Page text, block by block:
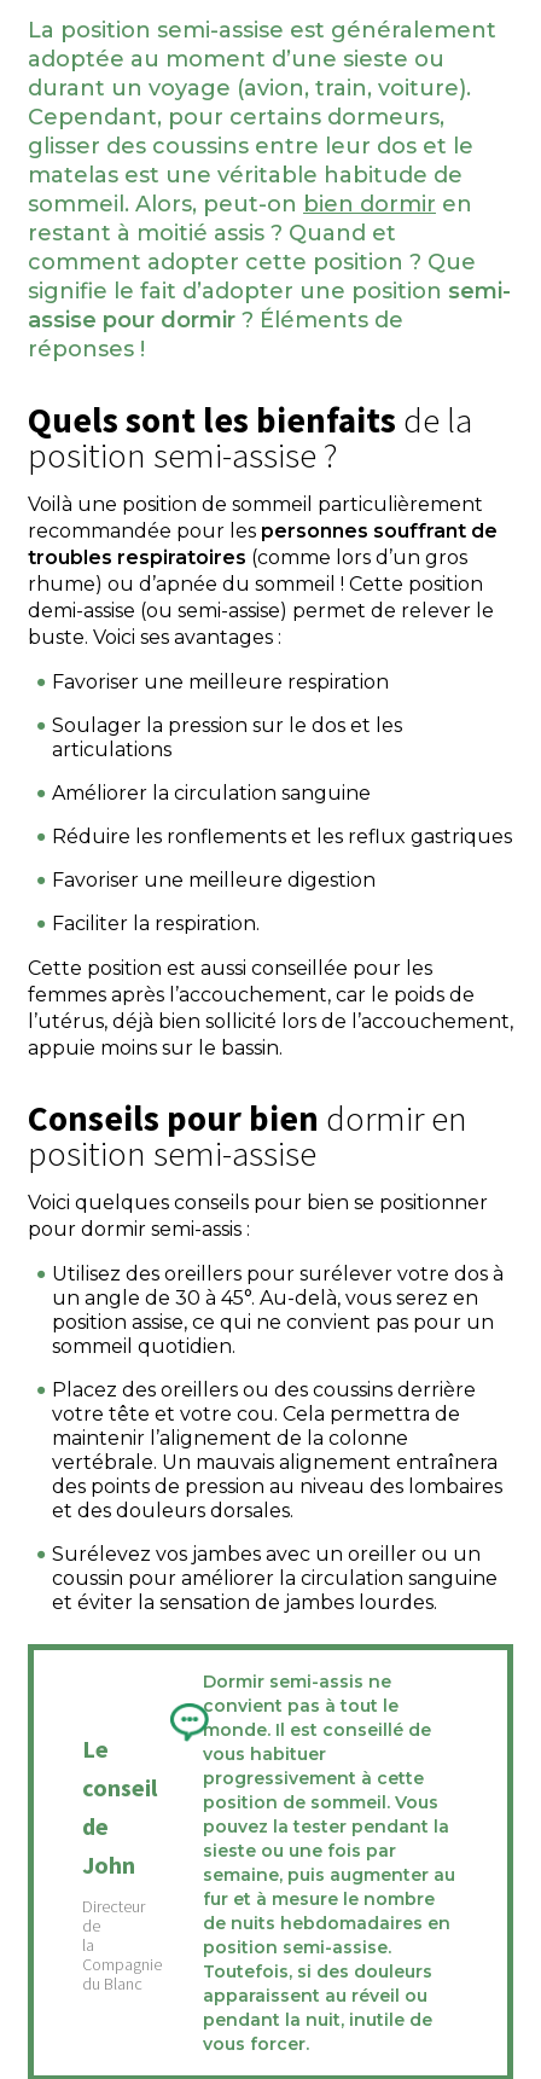
La position semi-assise est généralement
adoptée au moment d’une sieste ou
durant un voyage (avion, train, voiture).
Cependant, pour certains dormeurs,
glisser des coussins entre leur dos et le
matelas est une véritable habitude de
sommeil. Alors, peut-on bien dormir en
restant à moitié assis ? Quand et
comment adopter cette position ? Que
signifie le fait d’adopter une position semi-
assise pour dormir ? Éléments de
réponses !
Quels sont les bienfaits de la
position semi-assise ?
Voilà une position de sommeil particulièrement
recommandée pour les personnes souffrant de
troubles respiratoires (comme lors d’un gros
rhume) ou d’apnée du sommeil ! Cette position
demi-assise (ou semi-assise) permet de relever le
buste. Voici ses avantages :
Favoriser une meilleure respiration
Soulager la pression sur le dos et les
articulations
Améliorer la circulation sanguine
Réduire les ronflements et les reflux gastriques
Favoriser une meilleure digestion
Faciliter la respiration.
Cette position est aussi conseillée pour les
femmes après l’accouchement, car le poids de
l’utérus, déjà bien sollicité lors de l’accouchement,
appuie moins sur le bassin.
Conseils pour bien dormir en
position semi-assise
Voici quelques conseils pour bien se positionner
pour dormir semi-assis :
Utilisez des oreillers pour surélever votre dos à
un angle de 30 à 45°. Au-delà, vous serez en
position assise, ce qui ne convient pas pour un
sommeil quotidien.
Placez des oreillers ou des coussins derrière
votre tête et votre cou. Cela permettra de
maintenir l’alignement de la colonne
vertébrale. Un mauvais alignement entraînera
des points de pression au niveau des lombaires
et des douleurs dorsales.
Surélevez vos jambes avec un oreiller ou un
coussin pour améliorer la circulation sanguine
et éviter la sensation de jambes lourdes.
Le
conseil
de
John
Dormir semi-assis ne
convient pas à tout le
monde. Il est conseillé de
vous habituer
progressivement à cette
position de sommeil. Vous
pouvez la tester pendant la
sieste ou une fois par
semaine, puis augmenter au
fur et à mesure le nombre
de nuits hebdomadaires en
position semi-assise.
Toutefois, si des douleurs
apparaissent au réveil ou
pendant la nuit, inutile de
vous forcer.